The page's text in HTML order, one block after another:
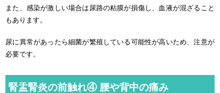
また、感染が激しい場合は尿路の粘膜が損傷し、血液が混ざること
もあります。
尿に異常があったら細菌が繁殖している可能性が高いため、注意が
必要です。
腎盂腎炎の前触れ④ 腰や背中の痛み